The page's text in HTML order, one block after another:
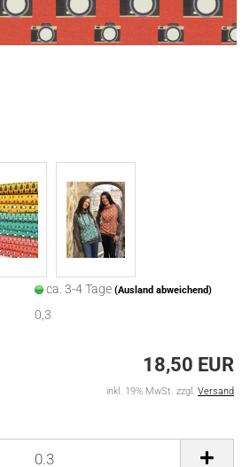
ca. 3-4 Tage (Ausland abweichend)
0,3
18,50 EUR
inkl. 19% MwSt. zzgl. Versand